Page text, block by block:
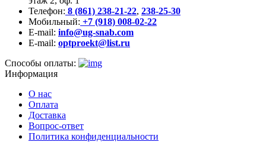
Телефон: 8 (861) 238-21-22, 238-25-30
Мобильный: +7 (918) 008-02-22
E-mail: info@ug-snab.com
E-mail: optproekt@list.ru
Способы оплаты:
Информация
О нас
Оплата
Доставка
Вопрос-ответ
Политика конфиденциальности